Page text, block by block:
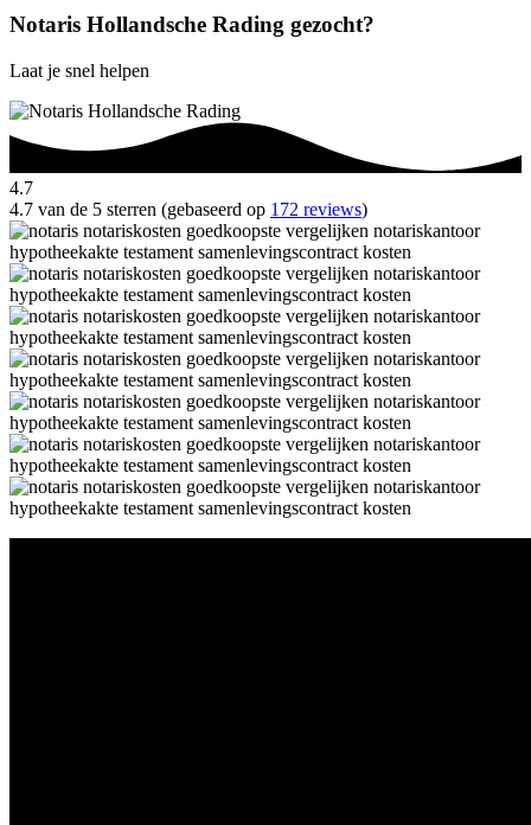
Notaris Hollandsche Rading gezocht?
Laat je snel helpen
4.7
4.7 van de 5 sterren (gebaseerd op 172 reviews)